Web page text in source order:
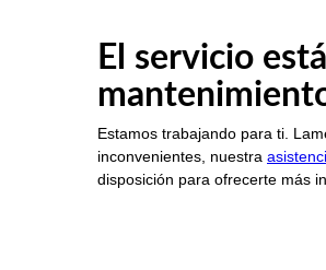
El servicio
Estamos trabajando para ti.
inconvenientes, nuestra
disposición para ofrecerte más